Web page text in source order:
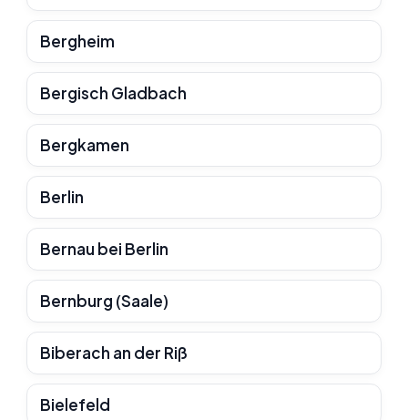
Bergheim
Bergisch Gladbach
Bergkamen
Berlin
Bernau bei Berlin
Bernburg (Saale)
Biberach an der Riß
Bielefeld